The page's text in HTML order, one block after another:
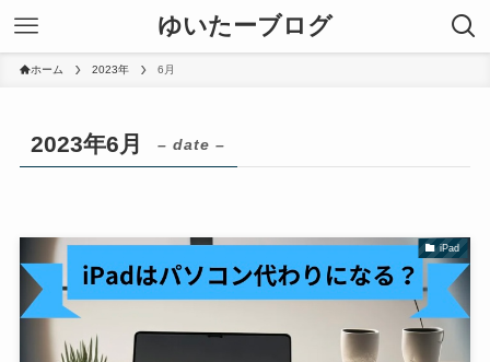
ゆいたーブログ
ホーム 2023年 6月
2023年6月 – date –
iPad